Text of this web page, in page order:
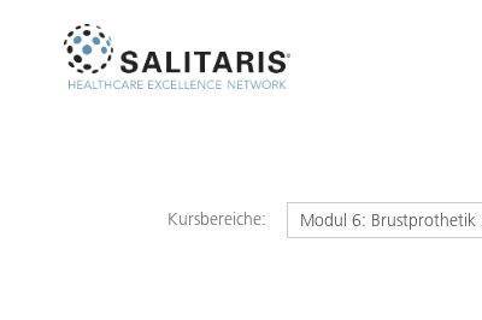
Kursbereiche: